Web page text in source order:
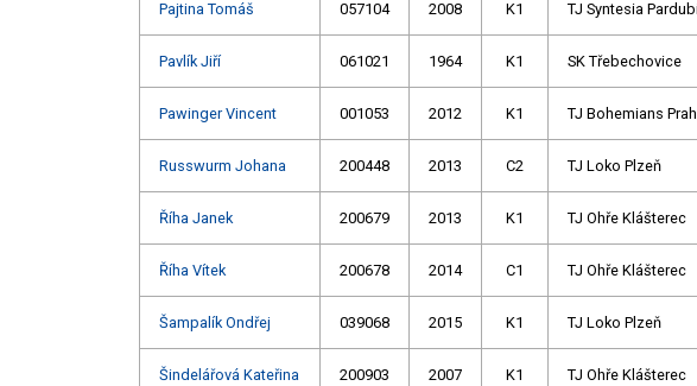
Pajtina Tomáš 057104 2008 K1 TJ Syntesia
Pavlík Jiří 061021 1964 K1 SK Třebechovice
Pawinger Vincent 001053 2012 K1 TJ Bohemians
Russwurm Johana 200448 2013 C2 TJ Loko Plzeň
Říha Janek 200679 2013 K1 TJ Ohře Klášterec
Říha Vítek 200678 2014 C1 TJ Ohře Klášterec
Šampalík Ondřej 039068 2015 K1 TJ Loko Plzeň
Šindelářová Kateřina 200903 2007 K1 TJ Ohře Klášterec